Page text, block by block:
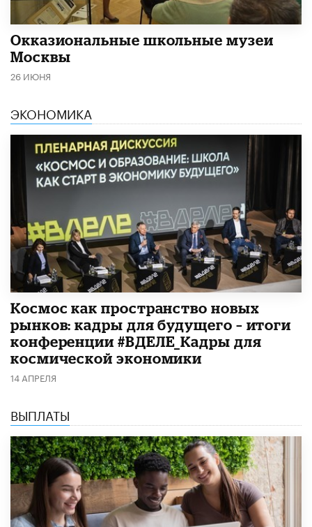
​Окказиональные школьные музеи
Москвы
26 ИЮНЯ
ЭКОНОМИКА
Космос как пространство новых
рынков: кадры для будущего – итоги
конференции #ВДЕЛЕ_Кадры для
космической экономики
14 АПРЕЛЯ
ВЫПЛАТЫ